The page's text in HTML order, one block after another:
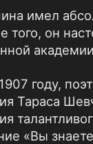
имел
того, он
году,
Тараса
«Вы